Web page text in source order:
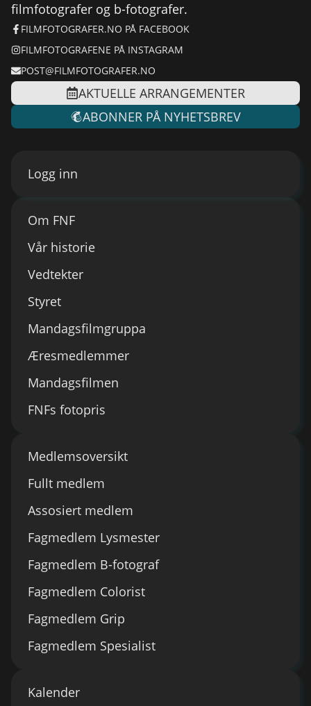
filmfotografer og b-fotografer.
FILMFOTOGRAFER.NO PÅ FACEBOOK
FILMFOTOGRAFENE PÅ INSTAGRAM
POST@FILMFOTOGRAFER.NO
AKTUELLE ARRANGEMENTER
ABONNER PÅ NYHETSBREV
Om FNF
Vår historie
Vedtekter
Styret
Mandagsfilmgruppa
Æresmedlemmer
Mandagsfilmen
FNFs fotopris
Medlemsoversikt
Fullt medlem
Assosiert medlem
Fagmedlem Lysmester
Fagmedlem B-fotograf
Fagmedlem Colorist
Fagmedlem Grip
Fagmedlem Spesialist
Kalender
Logg inn